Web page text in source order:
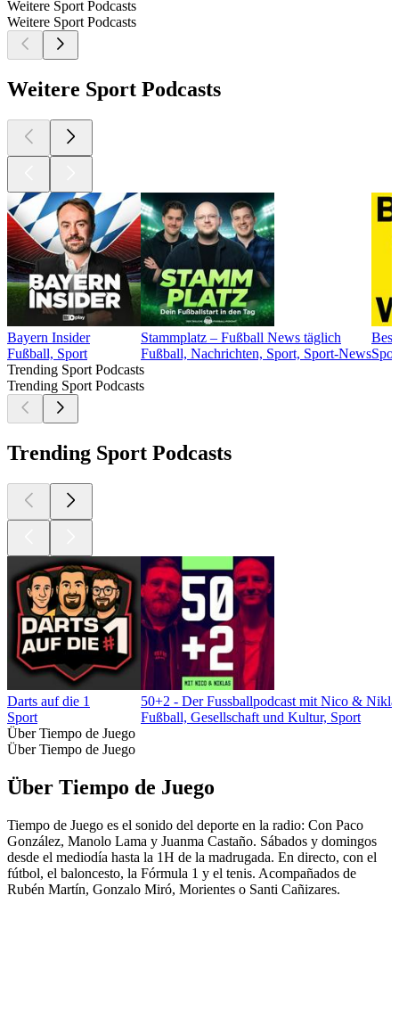
Weitere Sport Podcasts
Weitere Sport Podcasts
Weitere Sport Podcasts
Bayern Insider
Fußball, Sport
Stammplatz – Fußball News täglich
Fußball, Nachrichten, Sport, Sport-News
Trending Sport Podcasts
Trending Sport Podcasts
Trending Sport Podcasts
Darts auf die 1
Sport
50+2 - Der Fussballpodcast mit Nico &
Fußball, Gesellschaft und Kultur, Sport
Über Tiempo de Juego
Über Tiempo de Juego
Über Tiempo de Juego
Tiempo de Juego es el sonido del deporte en la radio: Con Paco
González, Manolo Lama y Juanma Castaño. Sábados y domingos
desde el mediodía hasta la 1H de la madrugada. En directo, con el
fútbol, el baloncesto, la Fórmula 1 y el tenis. Acompañados de
Rubén Martín, Gonzalo Miró, Morientes o Santi Cañizares.